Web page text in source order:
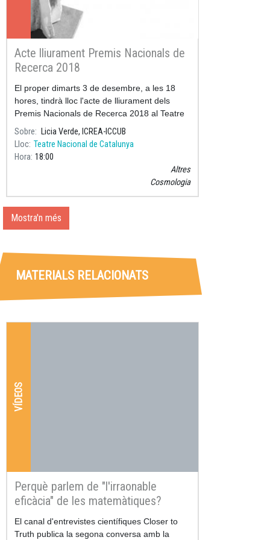
Acte lliurament Premis Nacionals de
Recerca 2018
El proper dimarts 3 de desembre, a les 18
hores, tindrà lloc l'acte de lliurament dels
Premis Nacionals de Recerca 2018 al Teatre
Nacional de Catalunya.
Sobre
Licia Verde, ICREA-ICCUB
Lloc Teatre Nacional de Catalunya
Hora 18:00
Altres
Cosmologia
Mostra'n més
MATERIALS RELACIONATS
VÍDEOS
Perquè parlem de "l'irraonable
eficàcia" de les matemàtiques?
Resum
El canal d'entrevistes científiques Closer to
Truth publica la segona conversa amb la